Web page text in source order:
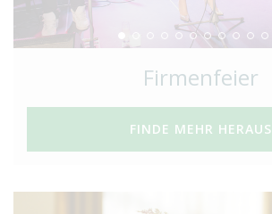
Firmenfeier
FINDE MEHR HERAUS